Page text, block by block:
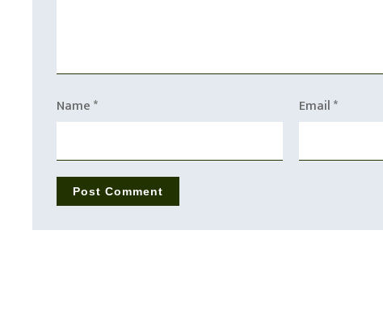
Name* Email*